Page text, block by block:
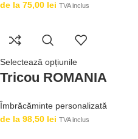
de la 75,00 lei TVA inclus
Selectează opțiunile
Tricou ROMANIA
Îmbrăcăminte personalizată
de la 98,50 lei TVA inclus